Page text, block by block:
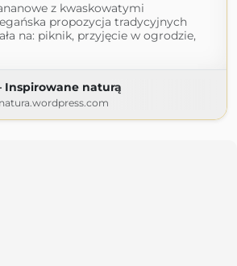
z kwaskowatymi
propozycja tradycyjnych
na: piknik, przyjęcie w ogrodzie,
Inspirowane naturą